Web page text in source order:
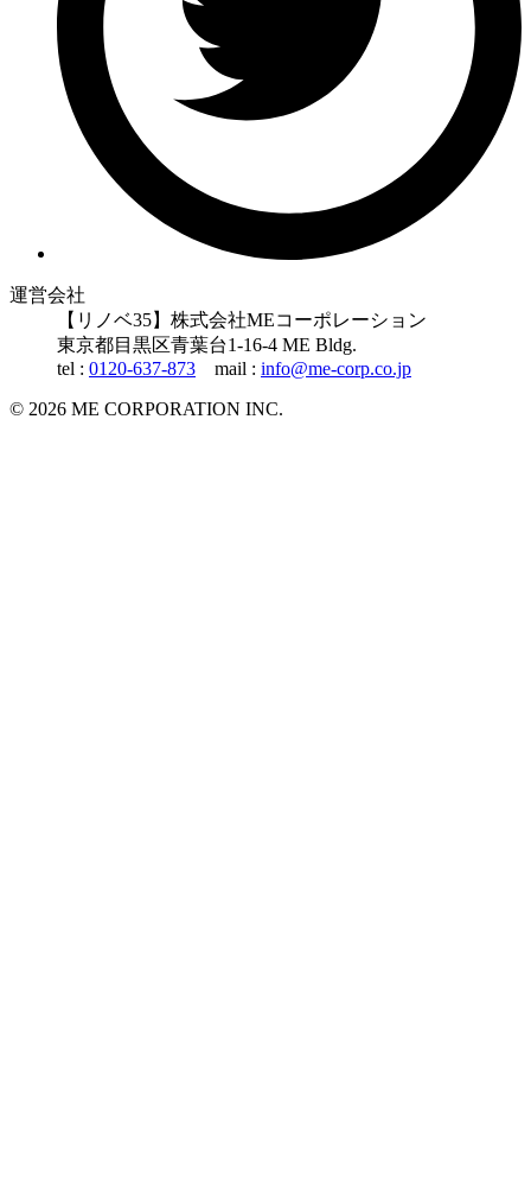
運営会社
【リノベ35】株式会社MEコーポレーション
東京都目黒区青葉台1-16-4 ME Bldg.
tel : 0120-637-873 mail : info@me-corp.co.jp
© 2026 ME CORPORATION INC.